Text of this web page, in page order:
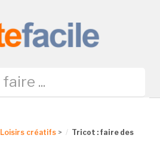
Loisirs créatifs >
Tricot : faire des